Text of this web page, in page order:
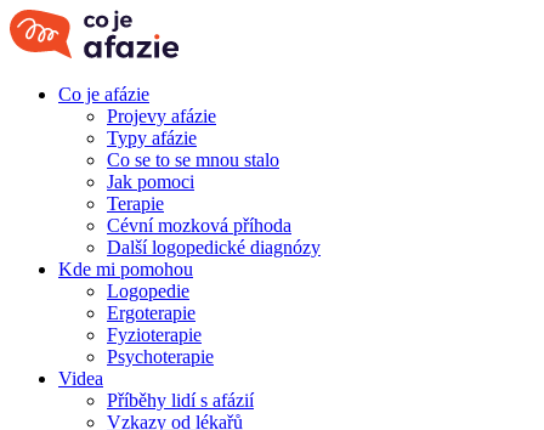
Co je afázie
Projevy afázie
Typy afázie
Co se to se mnou stalo
Jak pomoci
Terapie
Cévní mozková příhoda
Další logopedické diagnózy
Kde mi pomohou
Logopedie
Ergoterapie
Fyzioterapie
Psychoterapie
Videa
Příběhy lidí s afázií
Vzkazy od lékařů